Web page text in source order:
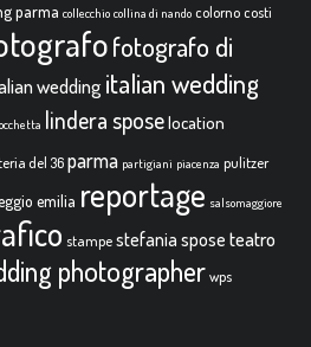
parma collecchio collina di nando colorno costi
fotografo di
wedding italian wedding
lindera sposelocation
del 36parma partigiani piacenza pulitzer
emilia reportage salsomaggiore
stampe stefania spose teatro
photographer wps